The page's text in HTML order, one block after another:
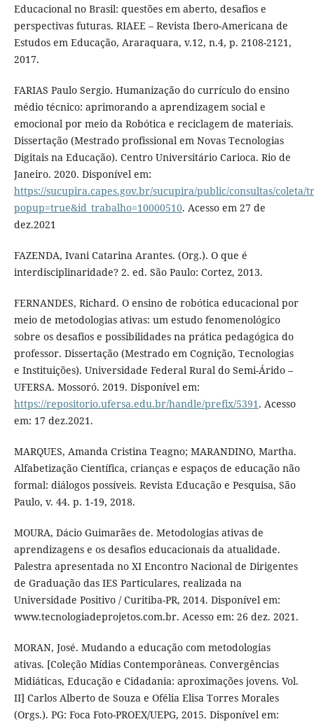
Educacional no Brasil: questões em aberto, desafios e
perspectivas futuras. RIAEE – Revista Ibero-Americana de
Estudos em Educação, Araraquara, v.12, n.4, p. 2108-2121,
2017.
FARIAS Paulo Sergio. Humanização do currículo do ensino
médio técnico: aprimorando a aprendizagem social e
emocional por meio da Robótica e reciclagem de materiais.
Dissertação (Mestrado profissional em Novas Tecnologias
Digitais na Educação). Centro Universitário Carioca. Rio de
Janeiro. 2020. Disponível em:
https://sucupira.capes.gov.br/sucupira/public/consultas/coleta/
popup=true&id_trabalho=10000510. Acesso em 27 de
dez.2021
FAZENDA, Ivani Catarina Arantes. (Org.). O que é
interdisciplinaridade? 2. ed. São Paulo: Cortez, 2013.
FERNANDES, Richard. O ensino de robótica educacional por
meio de metodologias ativas: um estudo fenomenológico
sobre os desafios e possibilidades na prática pedagógica do
professor. Dissertação (Mestrado em Cognição, Tecnologias
e Instituições). Universidade Federal Rural do Semi-Árido –
UFERSA. Mossoró. 2019. Disponível em:
https://repositorio.ufersa.edu.br/handle/prefix/5391. Acesso
em: 17 dez.2021.
MARQUES, Amanda Cristina Teagno; MARANDINO, Martha.
Alfabetização Científica, crianças e espaços de educação não
formal: diálogos possíveis. Revista Educação e Pesquisa, São
Paulo, v. 44. p. 1-19, 2018.
MOURA, Dácio Guimarães de. Metodologias ativas de
aprendizagens e os desafios educacionais da atualidade.
Palestra apresentada no XI Encontro Nacional de Dirigentes
de Graduação das IES Particulares, realizada na
Universidade Positivo / Curitiba-PR, 2014. Disponível em:
www.tecnologiadeprojetos.com.br. Acesso em: 26 dez. 2021.
MORAN, José. Mudando a educação com metodologias
ativas. [Coleção Mídias Contemporâneas. Convergências
Midiáticas, Educação e Cidadania: aproximações jovens. Vol.
II] Carlos Alberto de Souza e Ofélia Elisa Torres Morales
(Orgs.). PG: Foca Foto-PROEX/UEPG, 2015. Disponível em: